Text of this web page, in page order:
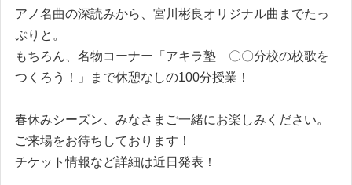
アノ名曲の深読みから、宮川彬良オリジナル曲までたっ
ぷりと。
もちろん、名物コーナー「アキラ塾 〇〇分校の校歌を
つくろう！」まで休憩なしの100分授業！
春休みシーズン、みなさまご一緒にお楽しみください。
ご来場をお待ちしております！
チケット情報など詳細は近日発表！